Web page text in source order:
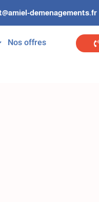
demenagements.fr
Nos offres